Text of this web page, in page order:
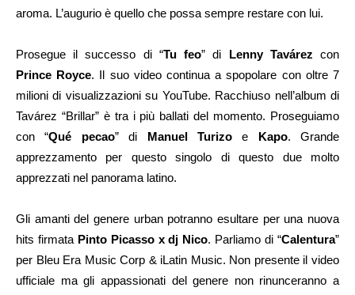
aroma. L’augurio è quello che possa sempre restare con lui.
Prosegue il successo di “Tu feo” di Lenny Tavárez con
Prince Royce. Il suo video continua a spopolare con oltre 7
milioni di visualizzazioni su YouTube. Racchiuso nell’album di
Tavárez “Brillar” è tra i più ballati del momento. Proseguiamo
con “Qué pecao” di Manuel Turizoe Kapo. Grande
apprezzamento per questo singolo di questo due molto
apprezzati nel panorama latino.
Gli amanti del genere urban potranno esultare per una nuova
hits firmata Pinto Picasso x dj Nico. Parliamo di “Calentura”
per Bleu Era Music Corp & iLatin Music. Non presente il video
ufficiale ma gli appassionati del genere non rinunceranno a